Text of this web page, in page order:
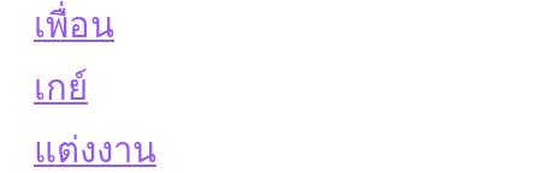
เพื่อน
เกย์
แต่งงาน